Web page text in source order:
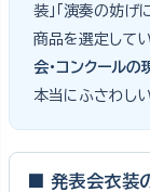
装」「演奏の妨げ
商品を選定してい
会・コンクール
本当にふさわし
■ 発表会衣装